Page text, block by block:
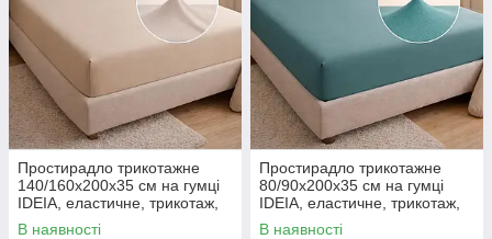
Простирадло трикотажне
140/160х200х35 см на гумці
IDEIA, еластичне, трикотаж,
бавовна беж
В наявності
Простирадло трикотажне
80/90х200х35 см на гумці
IDEIA, еластичне, трикотаж,
бавовна м'ята
В наявності